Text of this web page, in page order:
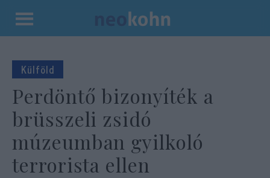
Kilépés
tartalomba
Külföld
Perdöntő bizonyíték a
brüsszeli zsidó
múzeumban gyilkoló
terrorista ellen